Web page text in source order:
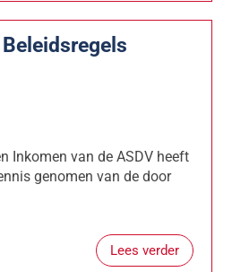
Inkomen van de ASDV heeft
genomen van de door
Lees verder